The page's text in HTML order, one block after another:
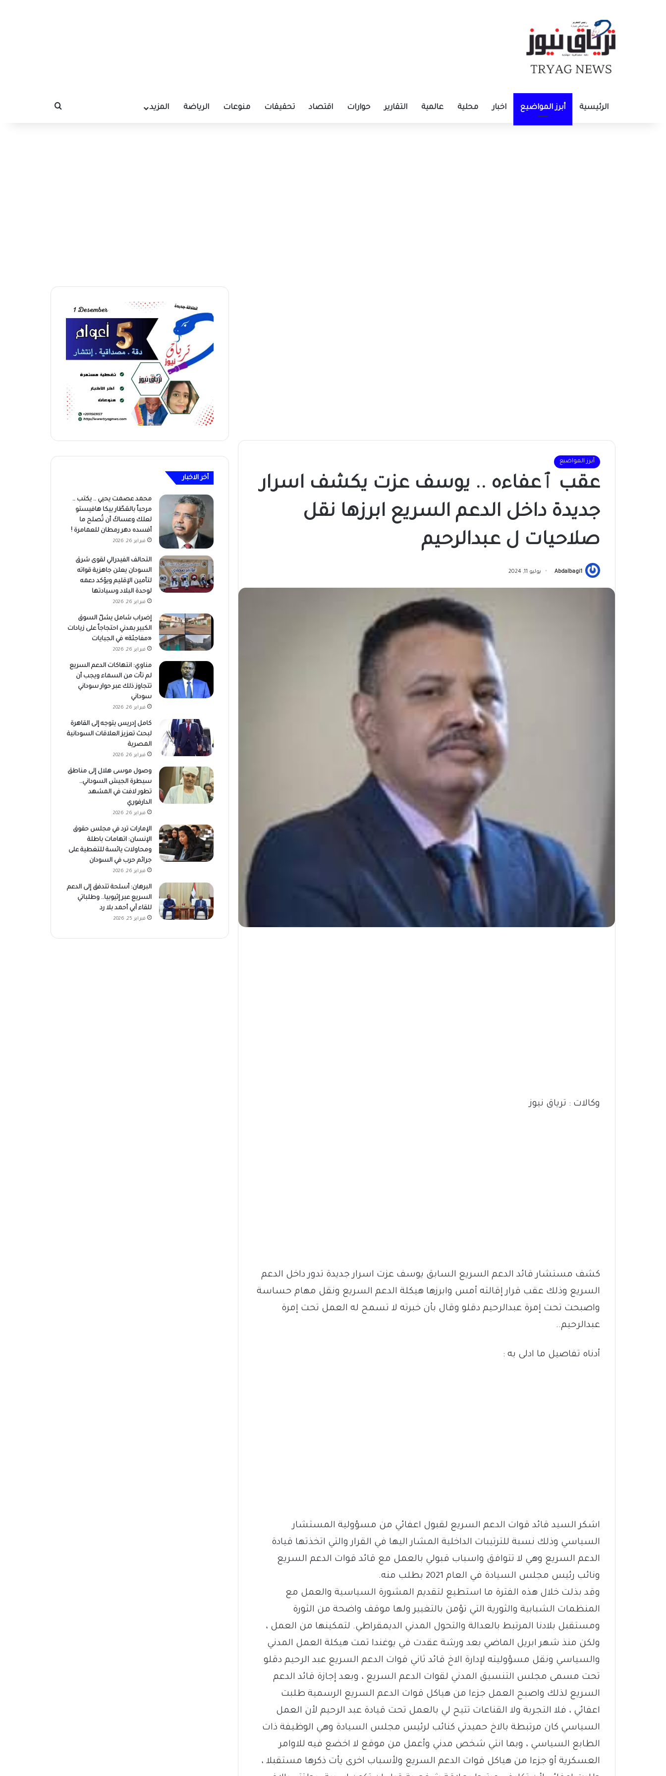
الرئيسية أبرز المواضيع اخبار محلية عالمية التقارير حوارات اقتصاد تحقيقات منوعات الرياضة المزيد بحث عن
أبرز المواضيع
عقب ٱعفاءه .. يوسف عزت يكشف اسرار
جديدة داخل الدعم السريع ابرزها نقل
صلاحيات ل عبدالرحيم
Abdalbagi1 يوليو 11, 2024
وكالات : ترياق نيوز
كشف مستشار قائد الدعم السريع السابق يوسف عزت اسرار جديدة تدور داخل الدعم
السريع وذلك عقب قرار إقالته أمس وابرزها هيكلة الدعم السريع ونقل مهام حساسة
واصبحت تحت إمرة عبدالرحيم دقلو وقال بأن خبرته لا تسمح له العمل تحت إمرة
عبدالرحيم..
أدناه تفاصيل ما ادلى به :
‏اشكر السيد قائد قوات الدعم السريع لقبول اعفائي من مسؤولية المستشار
السياسي وذلك نسبة للترتيبات الداخلية المشار اليها في القرار والتي اتخذتها قيادة
الدعم السريع وهي لا تتوافق واسباب قبولي بالعمل مع قائد قوات الدعم السريع
ونائب رئيس مجلس السيادة في العام 2021 بطلب منه.
‏وقد بذلت خلال هذه الفترة ما استطيع لتقديم المشورة السياسية والعمل مع
المنظمات الشبابية والثورية التي تؤمن بالتغيير ولها موقف واضحة من الثورة
ومستقبل بلادنا المرتبط بالعدالة والتحول المدني الديمقراطي. لتمكينها من العمل ،
ولكن منذ شهر ابريل الماضي بعد ورشة عقدت في يوغندا تمت هيكلة العمل المدني
والسياسي ونقل مسؤوليته لإدارة الاخ قائد ثاني قوات الدعم السريع عبد الرحيم دقلو
تحت مسمى مجلس التنسيق المدني لقوات الدعم السريع ، وبعد إجازة قائد الدعم
السريع لذلك واصبح العمل جزءا من هياكل قوات الدعم السريع الرسمية طلبت
اعفائي ، فلا التجربة ولا القناعات تتيح لي بالعمل تحت قيادة عبد الرحيم لأن العمل
السياسي كان مرتبطة بالاخ حميدتي كنائب لرئيس مجلس السيادة وهي الوظيفة ذات
الطابع السياسي ، وبما انتي شخص مدني وأعمل من موقع لا اخضع فيه للاوامر
العسكرية أو جزءا من هياكل قوات الدعم السريع ولأسباب اخرى يأت ذكرها مستقبلا ،
أخر الاخبار
محمد عصمت يحيي .. يكتب ..
مرحباً بالعَطّار بيكا هافيستو
لعلك وعساكَ أن تُصلح ما
أفسده دهر رمطان للعمامرة !
فبراير 26, 2026
التحالف الفيدرالي لقوى شرق
السودان يعلن جاهزية قواته
لتأمين الإقليم ويؤكد دعمه
لوحدة البلاد وسيادتها
فبراير 26, 2026
إضراب شامل يشلّ السوق
الكبير بمدني احتجاجاً على زيادات
«مفاجئة» في الجبايات
فبراير 26, 2026
مناوي: انتهاكات الدعم السريع
لم تأت من السماء ويجب أن
تتجاوز ذلك عبر حوار سوداني
سوداني
فبراير 26, 2026
كامل إدريس يتوجه إلى القاهرة
لبحث تعزيز العلاقات السودانية
المصرية
فبراير 26, 2026
وصول موسى هلال إلى مناطق
سيطرة الجيش السوداني..
تطور لافت في المشهد
الدارفوري
فبراير 26, 2026
الإمارات ترد في مجلس حقوق
الإنسان: اتهامات باطلة
ومحاولات يائسة للتغطية على
جرائم حرب في السودان
فبراير 26, 2026
البرهان: أسلحة تتدفق إلى الدعم
السريع عبر إثيوبيا.. وطلباتي
للقاء آبي أحمد بلا رد
فبراير 25, 2026